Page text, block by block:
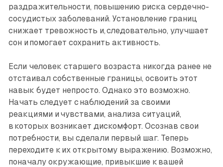
раздражительности, повышению риска сердечно-
сосудистых заболеваний. Установление границ
снижает тревожность и, следовательно, улучшает
сон и помогает сохранить активность.
Если человек старшего возраста никогда ранее не
отстаивал собственные границы, освоить этот
навык будет непросто. Однако это возможно.
Начать следует с наблюдений за своими
реакциями и чувствами, анализа ситуаций,
в которых возникает дискомфорт. Осознав свои
потребности, вы сделали первый шаг. Теперь
переходите к их открытому выражению. Возможно,
поначалу окружающие, привыкшие к вашей